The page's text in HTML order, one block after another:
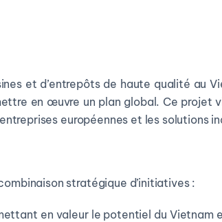
et d’entrepôts de haute qualité au
en œuvre un plan global. Ce
européennes et les solutions
stratégique d’initiatives :
en valeur le potentiel du Vietnam